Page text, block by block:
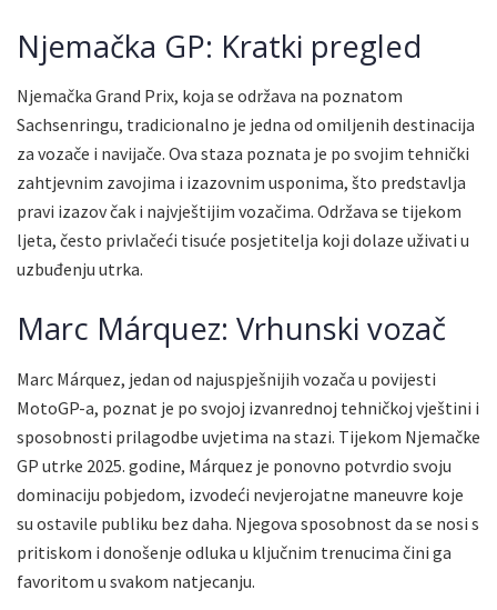
Njemačka GP: Kratki pregled
Njemačka Grand Prix, koja se održava na poznatom
Sachsenringu, tradicionalno je jedna od omiljenih destinacija
za vozače i navijače. Ova staza poznata je po svojim tehnički
zahtjevnim zavojima i izazovnim usponima, što predstavlja
pravi izazov čak i najvještijim vozačima. Održava se tijekom
ljeta, često privlačeći tisuće posjetitelja koji dolaze uživati u
uzbuđenju utrka.
Marc Márquez: Vrhunski vozač
Marc Márquez, jedan od najuspješnijih vozača u povijesti
MotoGP-a, poznat je po svojoj izvanrednoj tehničkoj vještini i
sposobnosti prilagodbe uvjetima na stazi. Tijekom Njemačke
GP utrke 2025. godine, Márquez je ponovno potvrdio svoju
dominaciju pobjedom, izvodeći nevjerojatne maneuvre koje
su ostavile publiku bez daha. Njegova sposobnost da se nosi s
pritiskom i donošenje odluka u ključnim trenucima čini ga
favoritom u svakom natjecanju.